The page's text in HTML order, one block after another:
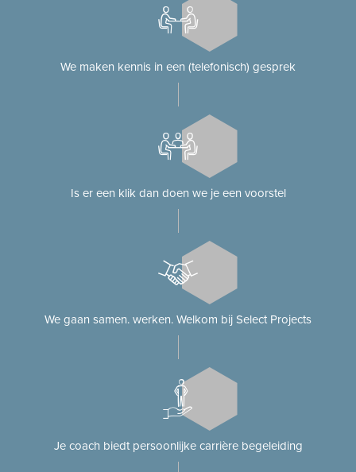
We maken kennis in een (telefonisch) gesprek
Is er een klik dan doen we je een voorstel
We gaan samen. werken. Welkom bij Select Projects
Je coach biedt persoonlijke carrière begeleiding